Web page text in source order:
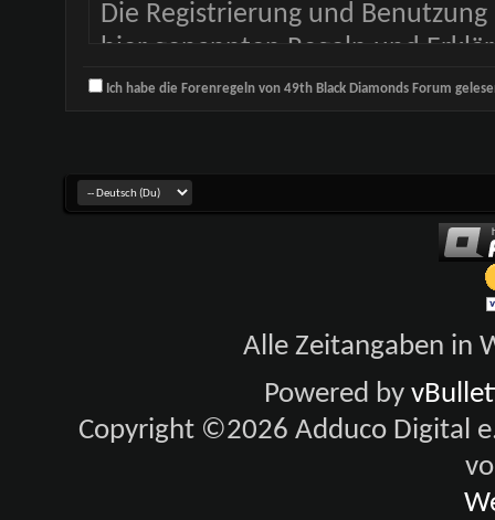
Die Registrierung und
hier genannten Regeln und
Kästchen und klicke dann auf
Obwohl die Administratoren
Forum versuchen, alle
Forum fernzuhalten, ist es für
überprüfen. Alle Beiträge/
aus und die Eigentümer von
für den Inhalt verantwortlich
Durch die Annahme unserer
Nachrichten schreibst, die
Ich habe die Forenregeln von 49th Black Diamonds Forum
Alle Zeitangaben in
Powered by
Copyright ©2026 Adduco Digital